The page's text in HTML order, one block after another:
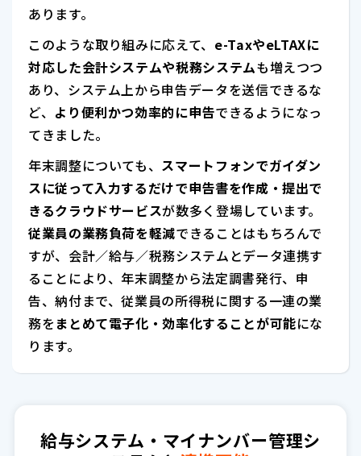
あります。
このような取り組みに応えて、 e-TaxやeLTAXに
対応した会計システムや税務システムも増えつつ
あり、システム上から申告データを送信できるな
ど、 より便利かつ効率的に申告できるようになっ
てきました。
年末調整についても、 スマートフォンでガイダン
スに従って入力するだけで申告書を作成・提出で
きるクラウドサービスが数多く登場しています。
従業員の業務負荷を軽減できることはもちろんで
すが、会計／給与／税務システムとデータ連携す
ることにより、年末調整から法定調書発行、申
告、納付まで、従業員の所得税に関する一連の業
務を まとめて電子化・効率化することが可能にな
ります。
給与システム・マイナンバー管理シ